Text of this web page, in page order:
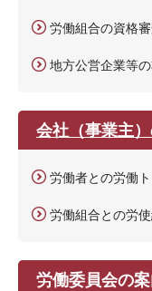
労働組合の資格
地方公営企業等
会社（事業主
労働者との労働
労働組合との労
労働委員会の